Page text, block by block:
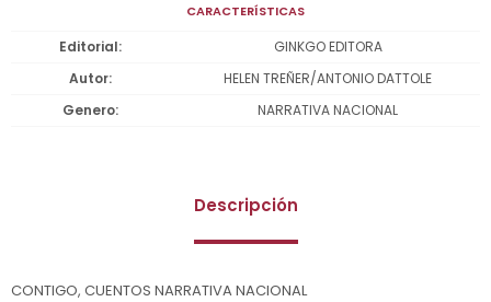
CARACTERÍSTICAS
Editorial
GINKGO EDITORA
Autor
HELEN TREÑER/ANTONIO DATTOLE
Genero
NARRATIVA NACIONAL
Descripción
CONTIGO, CUENTOS NARRATIVA NACIONAL